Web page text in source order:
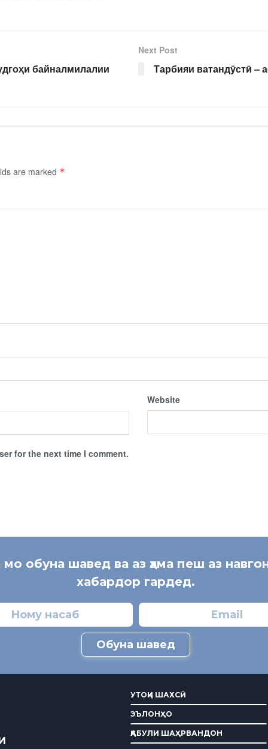
байналмилалии
Next Post
Тарбияи ватандӯстӣ –
are marked *
Website
for the next time I comment.
мо обуна шавед ва аз ҳама пеш аз
хабардор гардед.
Обуна шавед
УТОҚИ ШАХСӢ
ЭЪЛОНҲО
ҚАБУЛИ ШАҲРВАНДОН